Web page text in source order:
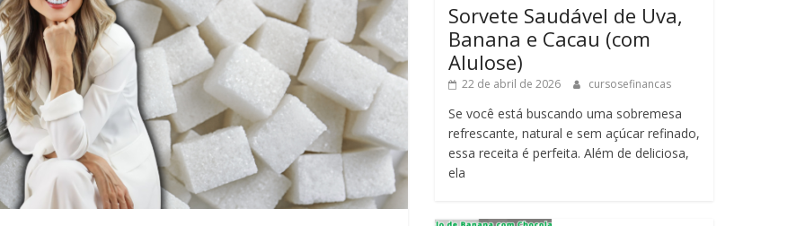
Sorvete Saudável de Uva,
Banana e Cacau (com
Alulose)
22 de abril de 2026 cursosefinancas
Se você está buscando uma sobremesa
refrescante, natural e sem açúcar refinado,
essa receita é perfeita. Além de deliciosa,
ela